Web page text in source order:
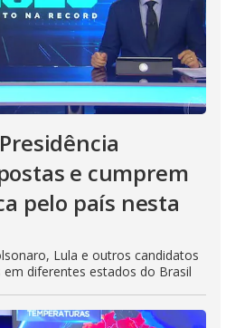
e cumprem
pelo país nesta
Lula e outros candidatos
em diferentes estados do Brasil